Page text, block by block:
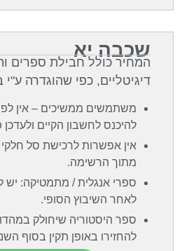
שכבה יא
המחיר כולל חבילת ספרים
דיגיטליים, כפי שהוגדרה
משתמשים ממשיכים – אין
להיכנס לחשבון הקיים
אין אפשרות לרכישת סל
מתוך הרשימה.
ספרי אנגלית / מתמטיקה: יש
לאחר השיבוץ הסופי.
ספר היסטוריה שיחולק
להחזירו באופן תקין בסוף